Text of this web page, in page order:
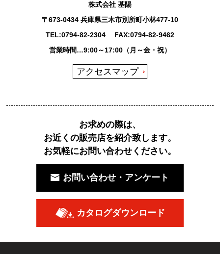
株式会社 基陽
〒673-0434 兵庫県三木市別所町小林477-10
TEL:0794-82-2304FAX:0794-82-9462
営業時間…9:00～17:00（月～金・祝）
アクセスマップ
お求めの際は、
お近くの販売店を紹介致します。
お気軽にお問い合わせください。
お問い合わせ・アンケート
カタログダウンロード